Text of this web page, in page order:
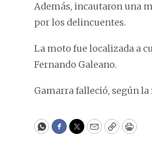
Además, incautaron una
por los delincuentes.
La moto fue localizada a
Fernando Galeano.
Gamarra falleció, según
WhatsApp
Facebook
Twitter
EmailCopyPrint